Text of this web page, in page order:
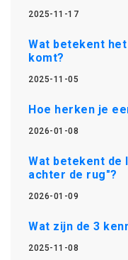
2025-11-17
Wat betekent
komt?
2025-11-05
Hoe herken je
2026-01-08
Wat betekent de
achter de rug"?
2026-01-09
Wat zijn de 3
2025-11-08